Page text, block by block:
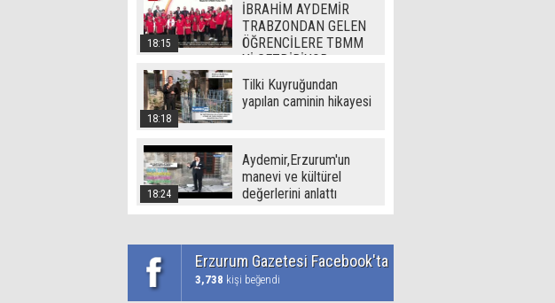
18:15
İBRAHİM AYDEMİR
TRABZONDAN GELEN
ÖĞRENCİLERE TBMM
Yİ GEZDİRİYOR
18:18
Tilki Kuyruğundan
yapılan caminin hikayesi
18:24
Aydemir,Erzurum'un
manevi ve kültürel
değerlerini anlattı
Erzurum Gazetesi Facebook'ta
3,738 kişi beğendi